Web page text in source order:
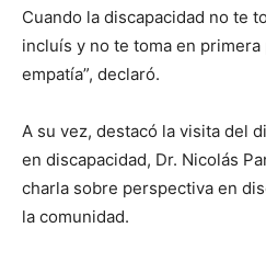
Cuando la discapacidad no te
incluís y no te toma en
empatía”, declaró.
A su vez, destacó la visita del
en discapacidad, Dr. Nicolás
charla sobre perspectiva en
la comunidad.